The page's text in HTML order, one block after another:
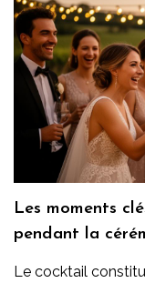
Les moments
pendant la
Le cocktail